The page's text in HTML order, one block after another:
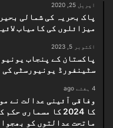
اپریل 25, 2020
پاک بحریہ کی شمالی
میزائلوں کی کامیاب
اکتوبر 5, 2023
پاکستان کے پنجاب
سٹینفورڈ یونیورسٹی
4 ہفتے ago
وفاقی آئینی عدالت نے
کا 2024 کا
ماتحت عدالتوں کو بھجوا